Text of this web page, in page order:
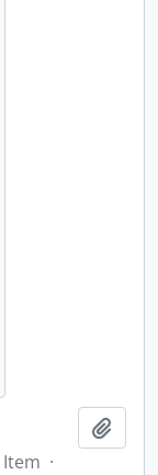
Item ·